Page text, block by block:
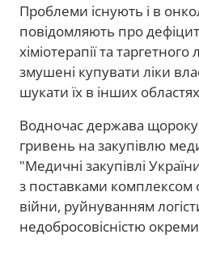
Проблеми існують і в
повідомляють про
хіміотерапії та
змушені купувати ліки
шукати їх в інших
Водночас держава щороку
гривень на закупівлю
"Медичні закупівлі
з поставками комплексом
війни, руйнуванням
недобросовісністю